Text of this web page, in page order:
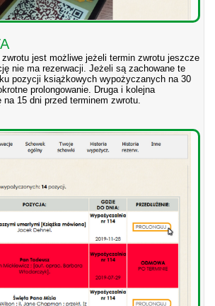
jest możliwe jeżeli termin zwrotu jeszcze
nie ma rezerwacji. Jeżeli są zachowane te
pozycji książkowych wypożyczanych na 30
prolongowanie. Druga i kolejna
na 15 dni przed terminem zwrotu.